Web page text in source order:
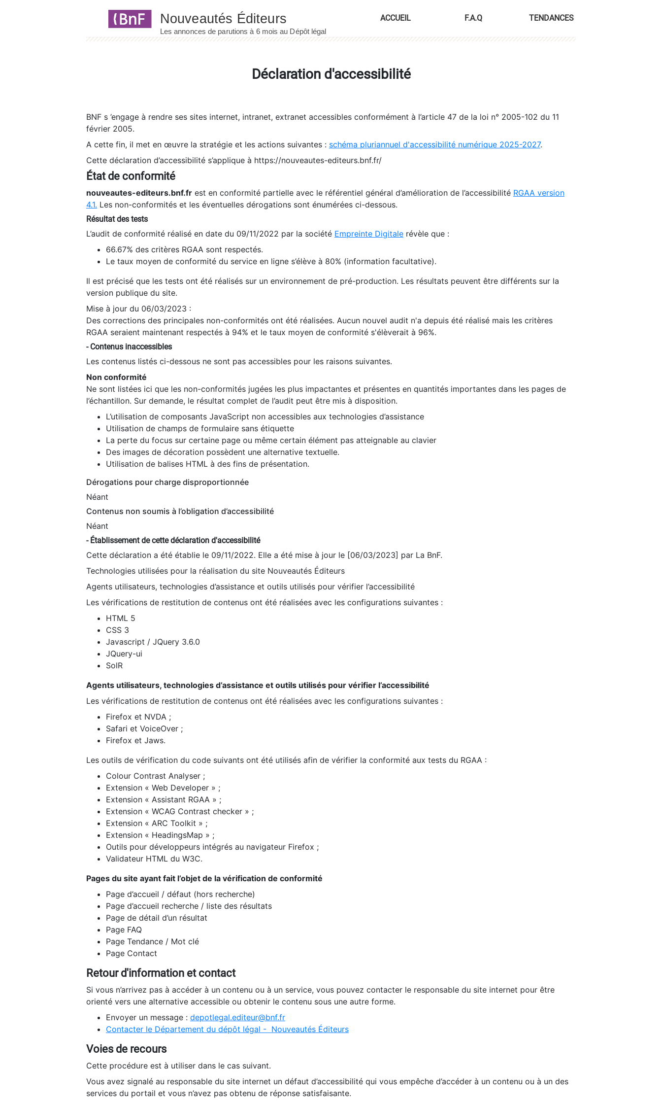
ACCUEIL F.A.Q TENDANCES
Déclaration d'accessibilité
BNF s ’engage à rendre ses sites internet, intranet, extranet accessibles conformément à l’article 47 de la loi n° 2005-102 du 11
février 2005.
A cette fin, il met en œuvre la stratégie et les actions suivantes : schéma pluriannuel d'accessibilité numérique 2025-2027.
Cette déclaration d’accessibilité s’applique à https://nouveautes-editeurs.bnf.fr/
État de conformité
nouveautes-editeurs.bnf.fr est en conformité partielle avec le référentiel général d’amélioration de l’accessibilité RGAA version
4.1. Les non-conformités et les éventuelles dérogations sont énumérées ci-dessous.
Résultat des tests
L’audit de conformité réalisé en date du 09/11/2022 par la société Empreinte Digitale révèle que :
66.67% des critères RGAA sont respectés.
Le taux moyen de conformité du service en ligne s’élève à 80% (information facultative).
Il est précisé que les tests ont été réalisés sur un environnement de pré-production. Les résultats peuvent être différents sur la
version publique du site.
Mise à jour du 06/03/2023 :
Des corrections des principales non-conformités ont été réalisées. Aucun nouvel audit n'a depuis été réalisé mais les critères
RGAA seraient maintenant respectés à 94% et le taux moyen de conformité s'élèverait à 96%.
- Contenus inaccessibles
Les contenus listés ci-dessous ne sont pas accessibles pour les raisons suivantes.
Non conformité
Ne sont listées ici que les non-conformités jugées les plus impactantes et présentes en quantités importantes dans les pages de
l’échantillon. Sur demande, le résultat complet de l’audit peut être mis à disposition.
L’utilisation de composants JavaScript non accessibles aux technologies d’assistance
Utilisation de champs de formulaire sans étiquette
La perte du focus sur certaine page ou même certain élément pas atteignable au clavier
Des images de décoration possèdent une alternative textuelle.
Utilisation de balises HTML à des fins de présentation.
Dérogations pour charge disproportionnée
Néant
Contenus non soumis à l’obligation d’accessibilité
Néant
- Établissement de cette déclaration d'accessibilité
Cette déclaration a été établie le 09/11/2022. Elle a été mise à jour le [06/03/2023] par La BnF.
Technologies utilisées pour la réalisation du site Nouveautés Éditeurs
Agents utilisateurs, technologies d’assistance et outils utilisés pour vérifier l’accessibilité
Les vérifications de restitution de contenus ont été réalisées avec les configurations suivantes :
HTML 5
CSS 3
Javascript / JQuery 3.6.0
JQuery-ui
SolR
Agents utilisateurs, technologies d’assistance et outils utilisés pour vérifier l’accessibilité
Les vérifications de restitution de contenus ont été réalisées avec les configurations suivantes :
Firefox et NVDA ;
Safari et VoiceOver ;
Firefox et Jaws.
Les outils de vérification du code suivants ont été utilisés afin de vérifier la conformité aux tests du RGAA :
Colour Contrast Analyser ;
Extension « Web Developer » ;
Extension « Assistant RGAA » ;
Extension « WCAG Contrast checker » ;
Extension « ARC Toolkit » ;
Extension « HeadingsMap » ;
Outils pour développeurs intégrés au navigateur Firefox ;
Validateur HTML du W3C.
Pages du site ayant fait l’objet de la vérification de conformité
Page d’accueil / défaut (hors recherche)
Page d’accueil recherche / liste des résultats
Page de détail d’un résultat
Page FAQ
Page Tendance / Mot clé
Page Contact
Retour d'information et contact
Si vous n’arrivez pas à accéder à un contenu ou à un service, vous pouvez contacter le responsable du site internet pour être
orienté vers une alternative accessible ou obtenir le contenu sous une autre forme.
Envoyer un message : depotlegal.editeur@bnf.fr
Contacter le Département du dépôt légal - Nouveautés Éditeurs
Voies de recours
Cette procédure est à utiliser dans le cas suivant.
Vous avez signalé au responsable du site internet un défaut d’accessibilité qui vous empêche d’accéder à un contenu ou à un des
services du portail et vous n’avez pas obtenu de réponse satisfaisante.